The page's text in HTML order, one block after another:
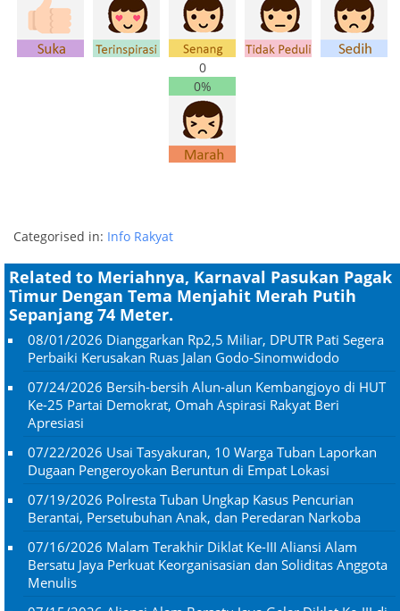
0
0%
Categorised in: Info Rakyat
Related to Meriahnya, Karnaval Pasukan Pagak
Timur Dengan Tema Menjahit Merah Putih
Sepanjang 74 Meter.
08/01/2026 Dianggarkan Rp2,5 Miliar, DPUTR Pati Segera
Perbaiki Kerusakan Ruas Jalan Godo-Sinomwidodo
07/24/2026 Bersih-bersih Alun-alun Kembangjoyo di HUT
Ke-25 Partai Demokrat, Omah Aspirasi Rakyat Beri
Apresiasi
07/22/2026 Usai Tasyakuran, 10 Warga Tuban Laporkan
Dugaan Pengeroyokan Beruntun di Empat Lokasi
07/19/2026 Polresta Tuban Ungkap Kasus Pencurian
Berantai, Persetubuhan Anak, dan Peredaran Narkoba
07/16/2026 Malam Terakhir Diklat Ke-III Aliansi Alam
Bersatu Jaya Perkuat Keorganisasian dan Soliditas Anggota
Menulis